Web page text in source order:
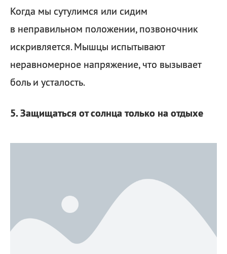
Когда мы сутулимся или сидим
в неправильном положении, позвоночник
искривляется. Мышцы испытывают
неравномерное напряжение, что вызывает
боль и усталость.
5. Защищаться от солнца только на отдыхе